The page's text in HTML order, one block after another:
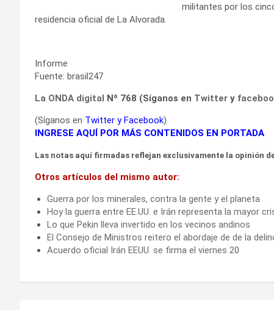
militantes por los
residencia oficial de La Alvorada.
Informe
Fuente: brasil247
La ONDA digital Nº 768 (Síganos en Twitter y
(Síganos en Twitter yFacebook)
INGRESE AQUÍ POR MÁS CONTENIDOS EN PORTADA
Las notas aquí firmadas reflejan exclusivamente la opinión
Otros artículos del mismo autor:
Guerra por los minerales, contra la gente y el planeta
Hoy la guerra entre EE.UU. e Irán representa la mayor
Lo que Pekin lleva invertido en los vecinos andinos
El Consejo de Ministros reitero el abordaje de de la
Acuerdo oficial Irán EEUU. se firma el viernes 20